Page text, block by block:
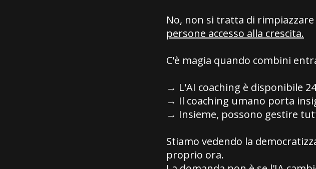
No, non si tratta di rimpiazzare
persone accesso alla crescita.
C'è magia quando combini
→ L'AI coaching è disponibile
→ Il coaching umano porta
→ Insieme, possono gestire
Stiamo vedendo la
proprio ora.